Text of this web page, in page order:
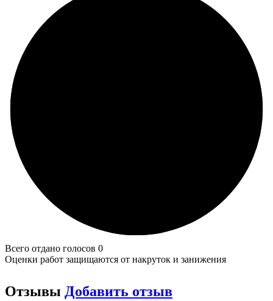
Всего отдано голосов 0
Оценки работ защищаются от накруток и занижения
Отзывы Добавить отзыв